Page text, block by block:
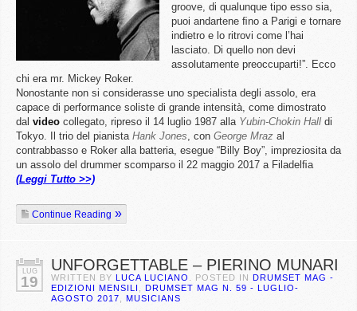
groove, di qualunque tipo esso sia,
puoi andartene ﬁno a Parigi e tornare
indietro e lo ritrovi come l’hai
lasciato. Di quello non devi
assolutamente preoccuparti!”. Ecco
chi era mr. Mickey Roker.
Nonostante non si considerasse uno specialista degli assolo, era
capace di performance soliste di grande intensità, come dimostrato
dal video collegato, ripreso il 14 luglio 1987 alla Yubin-Chokin Hall di
Tokyo. Il trio del pianista Hank Jones, con George Mraz al
contrabbasso e Roker alla batteria, esegue “Billy Boy”, impreziosita da
un assolo del drummer scomparso il 22 maggio 2017 a Filadelﬁa
(Leggi Tutto >>)
Continue Reading
LUG
19
UNFORGETTABLE – PIERINO MUNARI
WRITTEN BY LUCA LUCIANO . POSTED IN DRUMSET MAG -
EDIZIONI MENSILI
DRUMSET MAG N. 59 - LUGLIO-
AGOSTO 2017
MUSICIANS